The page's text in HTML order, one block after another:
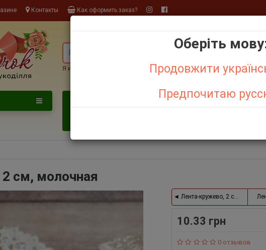
Контакты Как оформить заказ?
Я ищу, например, Кружево макраме
ОТЗЫВЫ О МАГАЗИНЕ
см, молочная
Оберіть
Продовжити
Предпочитаю
Лента-кружево, 2 см, белый
10.33 грн
0 отзывов